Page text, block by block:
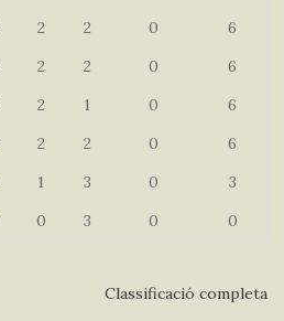
2 2 0
6
2 2 0
6
2 1 0
6
2 2 0
6
1 3 0
3
0 3 0 0
Classificació completa